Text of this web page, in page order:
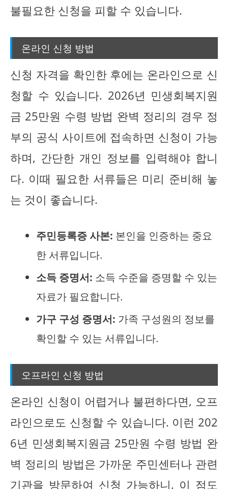
불필요한 신청을 피할 수 있습니다.
온라인 신청 방법
신청 자격을 확인한 후에는 온라인으로 신
청할 수 있습니다. 2026년 민생회복지원
금 25만원 수령 방법 완벽 정리의 경우 정
부의 공식 사이트에 접속하면 신청이 가능
하며, 간단한 개인 정보를 입력해야 합니
다. 이때 필요한 서류들은 미리 준비해 놓
는 것이 좋습니다.
주민등록증 사본: 본인을 인증하는 중요
한 서류입니다.
소득 증명서: 소득 수준을 증명할 수 있는
자료가 필요합니다.
가구 구성 증명서: 가족 구성원의 정보를
확인할 수 있는 서류입니다.
오프라인 신청 방법
온라인 신청이 어렵거나 불편하다면, 오프
라인으로도 신청할 수 있습니다. 이런 202
6년 민생회복지원금 25만원 수령 방법 완
벽 정리의 방법은 가까운 주민센터나 관련
기관을 방문하여 신청 가능하니, 이 점도